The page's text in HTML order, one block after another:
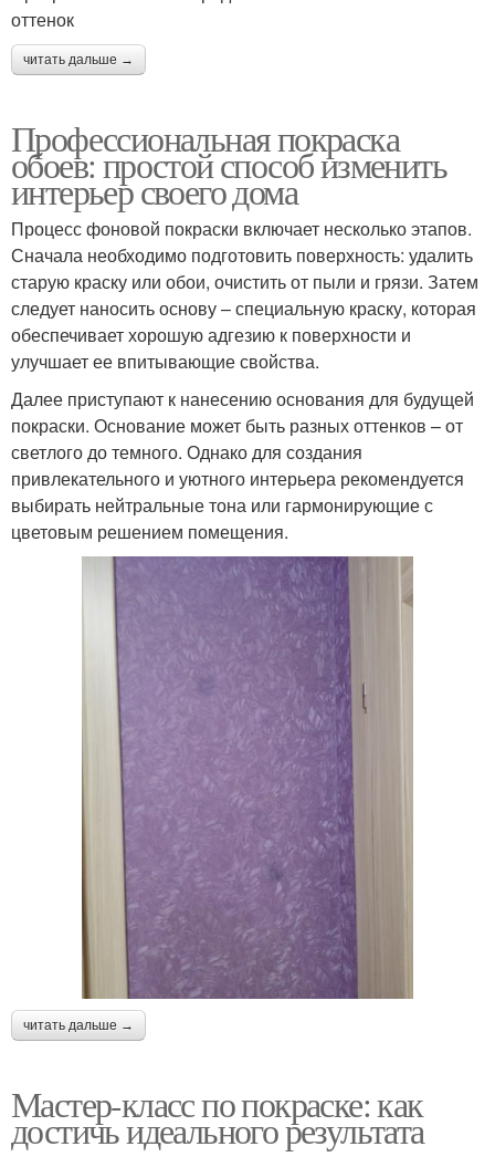
оттенок
читать дальше →
Профессиональная покраска
обоев: простой способ изменить
интерьер своего дома
Процесс фоновой покраски включает несколько этапов.
Сначала необходимо подготовить поверхность: удалить
старую краску или обои, очистить от пыли и грязи. Затем
следует наносить основу – специальную краску, которая
обеспечивает хорошую адгезию к поверхности и
улучшает ее впитывающие свойства.
Далее приступают к нанесению основания для будущей
покраски. Основание может быть разных оттенков – от
светлого до темного. Однако для создания
привлекательного и уютного интерьера рекомендуется
выбирать нейтральные тона или гармонирующие с
цветовым решением помещения.
читать дальше →
Мастер-класс по покраске: как
достичь идеального результата